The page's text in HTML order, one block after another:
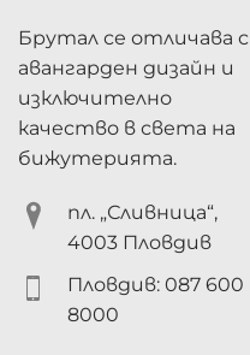
Брутал се отличава с
авангарден дизайн и
изключително
качество в света на
бижутерията.
пл. „Сливница“,
4003 Пловдив
Пловдив: 087 600
8000